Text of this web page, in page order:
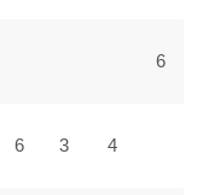
6
6 3 4